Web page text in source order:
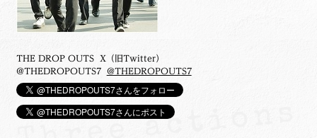
THE DROP OUTS X（旧Twitter）
@THEDROPOUTS7 @THEDROPOUTS7